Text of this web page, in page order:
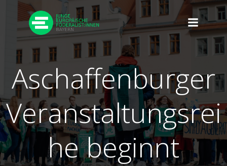
Zum
Inhalt
springen
Aschaffenburger
Veranstaltungsrei
he beginnt